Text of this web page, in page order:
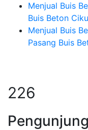
Menjual Buis
Buis Beton
Menjual Buis
Pasang Buis
281
Pengunjung